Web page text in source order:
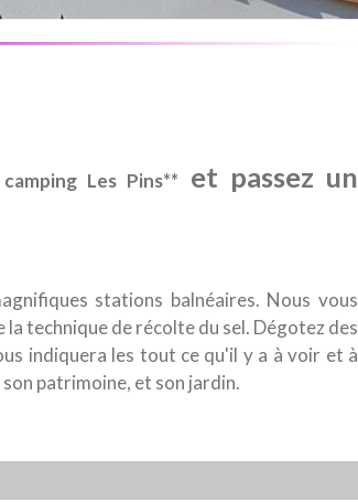
camping Les Pins**
et passez un
stations balnéaires. Nous vous
technique de récolte du sel. Dégotez des
indiquera les tout ce qu'il y a à voir et à
patrimoine, et son jardin.